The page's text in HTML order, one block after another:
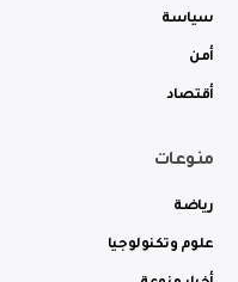
سياسة
أمن
أقتصاد
منوعات
رياضة
علوم وتكنولوجيا